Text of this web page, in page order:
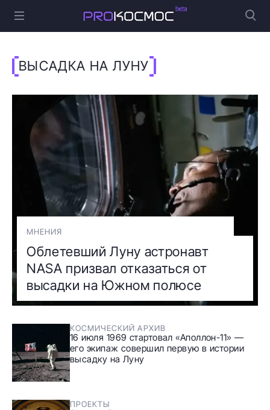
ВЫСАДКА НА ЛУНУ
МНЕНИЯ
Облетевший Луну астронавт
NASA призвал отказаться от
высадки на Южном полюсе
КОСМИЧЕСКИЙ АРХИВ
16 июля 1969 стартовал «Аполлон-11» —
его экипаж совершил первую в истории
высадку на Луну
ПРОЕКТЫ